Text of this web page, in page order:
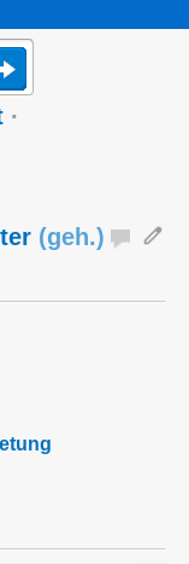
·
(geh.)